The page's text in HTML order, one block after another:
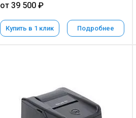
от 39 500 ₽
Купить в 1 клик Подробнее